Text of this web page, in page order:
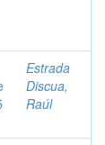
Estrada
Discua,
Raúl